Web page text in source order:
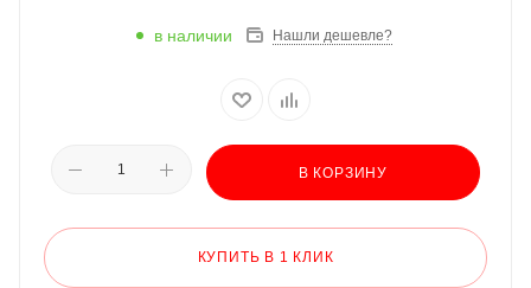
в наличии Нашли дешевле?
В КОРЗИНУ
КУПИТЬ В 1 КЛИК